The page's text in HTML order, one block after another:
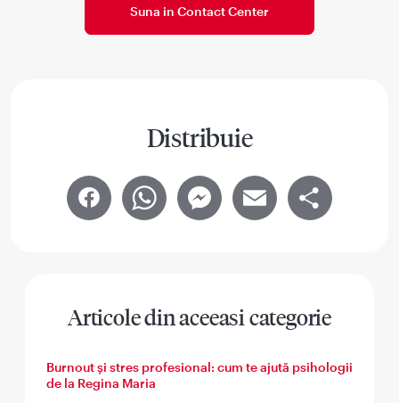
Suna in Contact Center
Distribuie
Articole din aceeasi categorie
Burnout și stres profesional: cum te ajută psihologii
de la Regina Maria